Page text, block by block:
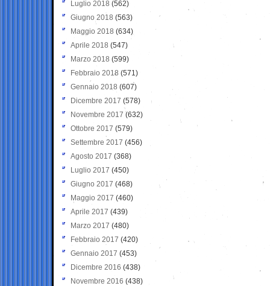
Luglio 2018 (562)
Giugno 2018 (563)
Maggio 2018 (634)
Aprile 2018 (547)
Marzo 2018 (599)
Febbraio 2018 (571)
Gennaio 2018 (607)
Dicembre 2017 (578)
Novembre 2017 (632)
Ottobre 2017 (579)
Settembre 2017 (456)
Agosto 2017 (368)
Luglio 2017 (450)
Giugno 2017 (468)
Maggio 2017 (460)
Aprile 2017 (439)
Marzo 2017 (480)
Febbraio 2017 (420)
Gennaio 2017 (453)
Dicembre 2016 (438)
Novembre 2016 (438)